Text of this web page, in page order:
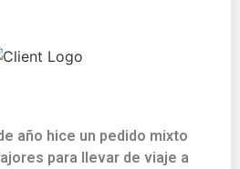
año hice un pedido mixto
para llevar de viaje a